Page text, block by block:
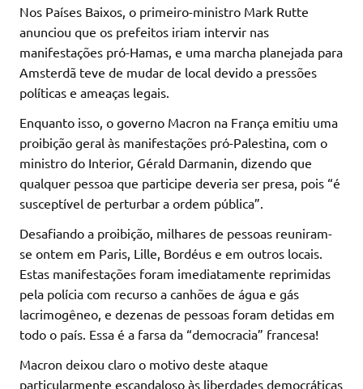
Nos Países Baixos, o primeiro-ministro Mark Rutte
anunciou que os prefeitos iriam intervir nas
manifestações pró-Hamas, e uma marcha planejada para
Amsterdã teve de mudar de local devido a pressões
políticas e ameaças legais.
Enquanto isso, o governo Macron na França emitiu uma
proibição geral às manifestações pró-Palestina, com o
ministro do Interior, Gérald Darmanin, dizendo que
qualquer pessoa que participe deveria ser presa, pois “é
susceptível de perturbar a ordem pública”.
Desafiando a proibição, milhares de pessoas reuniram-
se ontem em Paris, Lille, Bordéus e em outros locais.
Estas manifestações foram imediatamente reprimidas
pela polícia com recurso a canhões de água e gás
lacrimogêneo, e dezenas de pessoas foram detidas em
todo o país. Essa é a farsa da “democracia” francesa!
Macron deixou claro o motivo deste ataque
particularmente escandaloso às liberdades democráticas